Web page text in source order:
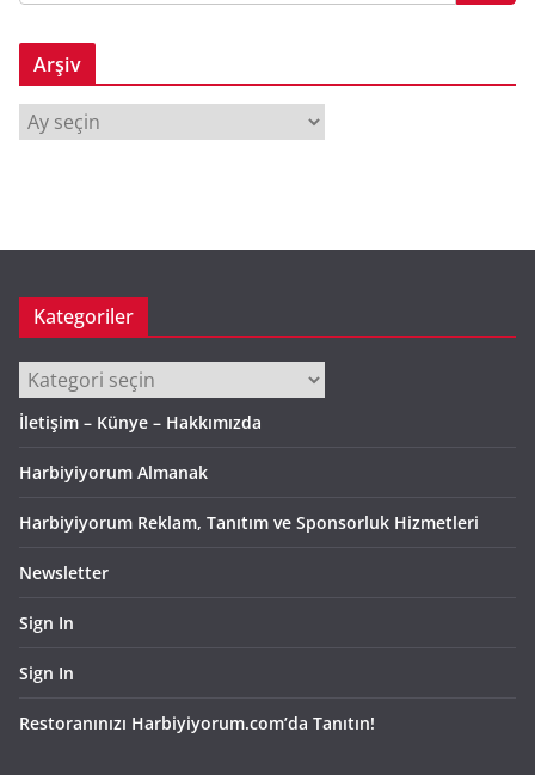
Arşiv
Kategoriler
Kategoriler
İletişim – Künye – Hakkımızda
Harbiyiyorum Almanak
Harbiyiyorum Reklam, Tanıtım ve Sponsorluk Hizmetleri
Newsletter
Sign In
Sign In
Restoranınızı Harbiyiyorum.com’da Tanıtın!